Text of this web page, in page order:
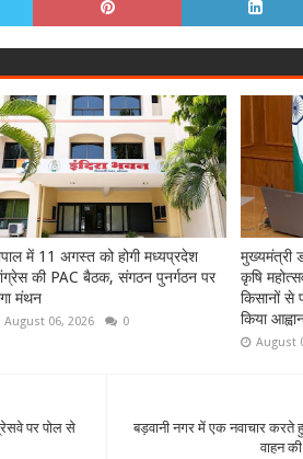
में 11 अगस्त को होगी मध्यप्रदेश
की PAC बैठक, संगठन पुनर्गठन पर
मंथन
August 06, 2026 0
मुख्यमंत्री
कृषि
किसानों से
किया
August
बड़वानी नगर में एक नवाचार करते
वाहन
पर पोल से